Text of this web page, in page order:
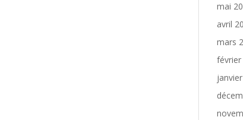
mai
avril
mars
février